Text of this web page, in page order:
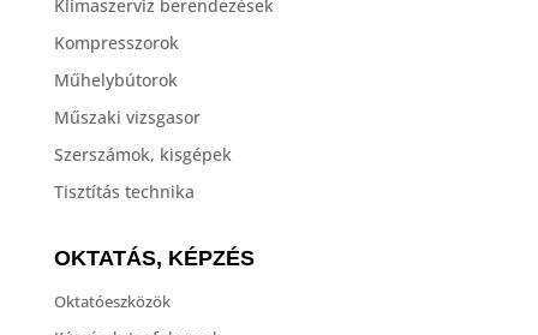
Klímaszerviz berendezések
Kompresszorok
Műhelybútorok
Műszaki vizsgasor
Szerszámok, kisgépek
Tisztítás technika
OKTATÁS, KÉPZÉS
Oktatóeszközök